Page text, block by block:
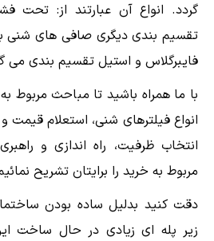
گردد. انواع آن عبارتند از: تحت
تقسیم بندی دیگری صافی های شنی به
فایبرگلاس و استیل تقسیم بندی می
با ما همراه باشید تا مباحث مربوط
انواع فیلترهای شنی، استعلام قیمت و
انتخاب ظرفیت، راه اندازی و
مربوط به خرید را برایتان تشریح
دقت کنید بدلیل ساده بودن
زیر پله ای زیادی در حال ساخت